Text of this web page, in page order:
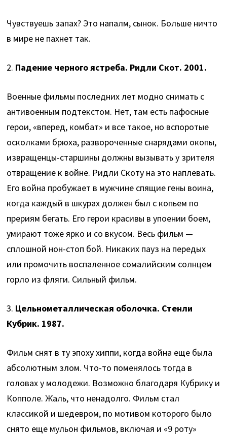
Чувствуешь запах? Это напалм, сынок. Больше ничто
в мире не пахнет так.
2. Падение черного ястреба. Ридли Скот. 2001.
Военные фильмы последних лет модно снимать c
антивоенным подтекстом. Нет, там есть пафосные
герои, «вперед, комбат» и все такое, но вспоротые
осколками брюха, развороченные снарядами окопы,
извращенцы-старшины должны вызывать у зрителя
отвращение к войне. Ридли Скоту на это наплевать.
Его война пробужает в мужчине спящие гены воина,
когда каждый в шкурах должен был с копьем по
прериям бегать. Его герои красивы в упоении боем,
умирают тоже ярко и со вкусом. Весь фильм —
сплошной нон-стоп бой. Никаких пауз на передых
или промочить воспаленное сомалийским солнцем
горло из фляги. Сильный фильм.
3. Цельнометаллическая оболочка. Стенли
Кубрик. 1987.
Фильм снят в ту эпоху хиппи, когда война еще была
абсолютным злом. Что-то поменялось тогда в
головах у молодежи. Возможно благодаря Кубрику и
Копполе. Жаль, что ненадолго. Фильм стал
классикой и шедевром, по мотивом которого было
снято еще мульон фильмов, включая и «9 роту»